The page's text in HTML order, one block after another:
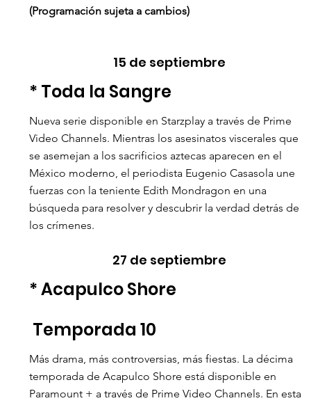
(Programación sujeta a cambios)
15 de septiembre
* Toda la Sangre
Nueva serie disponible en Starzplay a través de Prime
Video Channels. Mientras los asesinatos viscerales que
se asemejan a los sacrificios aztecas aparecen en el
México moderno, el periodista Eugenio Casasola une
fuerzas con la teniente Edith Mondragon en una
búsqueda para resolver y descubrir la verdad detrás de
los crímenes.
27 de septiembre
* Acapulco Shore
Temporada 10
Más drama, más controversias, más fiestas. La décima
temporada de Acapulco Shore está disponible en
Paramount + a través de Prime Video Channels. En esta